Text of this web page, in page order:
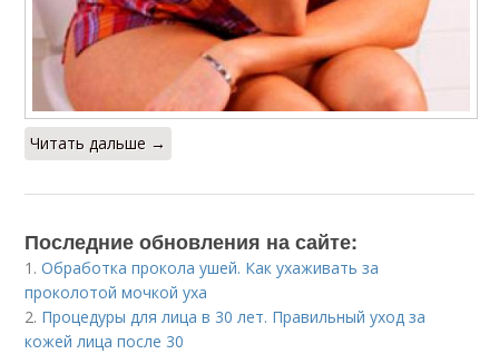
Читать дальше →
Последние обновления на сайте:
1.Обработка прокола ушей. Как ухаживать за
проколотой мочкой уха
2. Процедуры для лица в 30 лет. Правильный уход за
кожей лица после 30